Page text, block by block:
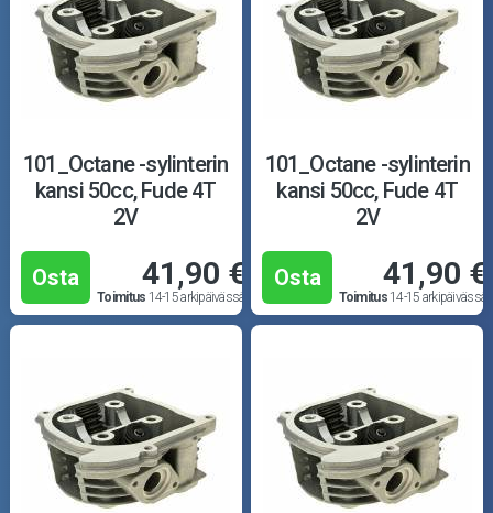
101_Octane -sylinterin
kansi 50cc, Fude 4T
2V
Osta 41,90 €
Toimitus 14-15 arkipäivässä
101_Octane -sylinterin
kansi 50cc, Fude 4T
2V
Osta 41,90 €
Toimitus14-15 arkipäivässä